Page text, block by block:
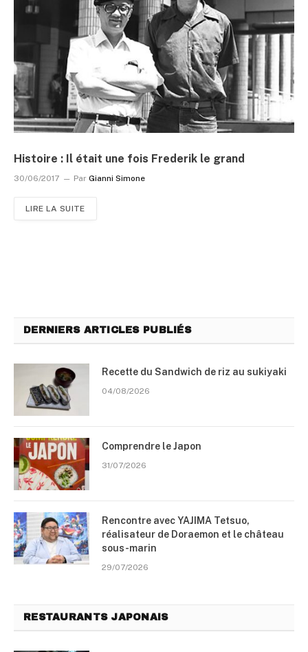
Histoire : Il était une fois Frederik le grand
30/06/2017 Par Gianni Simone
LIRE LA SUITE
DERNIERS ARTICLES PUBLIÉS
Recette du Sandwich de riz au sukiyaki
04/08/2026
Comprendre le Japon
31/07/2026
Rencontre avec YAJIMA Tetsuo,
réalisateur de Doraemon et le château
sous-marin
29/07/2026
RESTAURANTS JAPONAIS